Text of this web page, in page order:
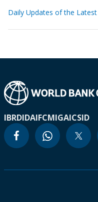
Daily Updates of the
IBRDIDAIFCMIGAICSID